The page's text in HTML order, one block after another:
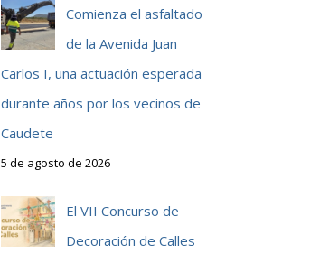
Comienza el asfaltado
de la Avenida Juan
Carlos I, una actuación esperada
durante años por los vecinos de
Caudete
5 de agosto de 2026
El VII Concurso de
Decoración de Calles